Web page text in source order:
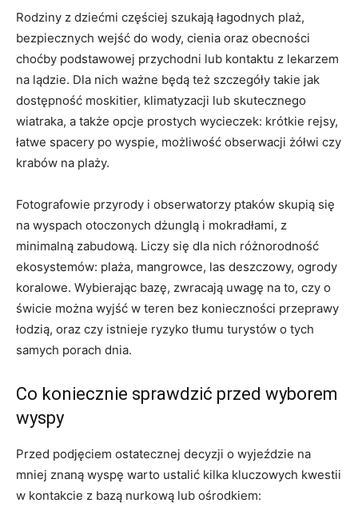
Rodziny z dziećmi częściej szukają łagodnych plaż,
bezpiecznych wejść do wody, cienia oraz obecności
choćby podstawowej przychodni lub kontaktu z lekarzem
na lądzie. Dla nich ważne będą też szczegóły takie jak
dostępność moskitier, klimatyzacji lub skutecznego
wiatraka, a także opcje prostych wycieczek: krótkie rejsy,
łatwe spacery po wyspie, możliwość obserwacji żółwi czy
krabów na plaży.
Fotografowie przyrody i obserwatorzy ptaków skupią się
na wyspach otoczonych dżunglą i mokradłami, z
minimalną zabudową. Liczy się dla nich różnorodność
ekosystemów: plaża, mangrowce, las deszczowy, ogrody
koralowe. Wybierając bazę, zwracają uwagę na to, czy o
świcie można wyjść w teren bez konieczności przeprawy
łodzią, oraz czy istnieje ryzyko tłumu turystów o tych
samych porach dnia.
Co koniecznie sprawdzić przed wyborem
wyspy
Przed podjęciem ostatecznej decyzji o wyjeździe na
mniej znaną wyspę warto ustalić kilka kluczowych kwestii
w kontakcie z bazą nurkową lub ośrodkiem: